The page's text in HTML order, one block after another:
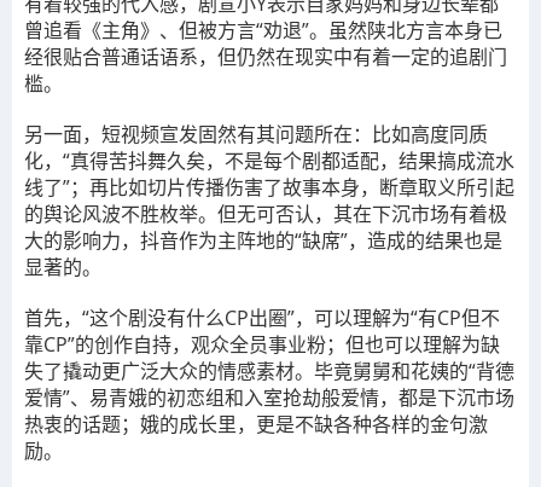
曾追看《主角》、但被方言“劝退”。虽然陕北方言本身已
经很贴合普通话语系，但仍然在现实中有着一定的追剧门
槛。
另一面，短视频宣发固然有其问题所在：比如高度同质
化，“真得苦抖舞久矣，不是每个剧都适配，结果搞成流水
线了”；再比如切片传播伤害了故事本身，断章取义所引起
的舆论风波不胜枚举。但无可否认，其在下沉市场有着极
大的影响力，抖音作为主阵地的“缺席”，造成的结果也是
显著的。
首先，“这个剧没有什么CP出圈”，可以理解为“有CP但不
靠CP”的创作自持，观众全员事业粉；但也可以理解为缺
失了撬动更广泛大众的情感素材。毕竟舅舅和花姨的“背德
爱情”、易青娥的初恋组和入室抢劫般爱情，都是下沉市场
热衷的话题；娥的成长里，更是不缺各种各样的金句激
励。